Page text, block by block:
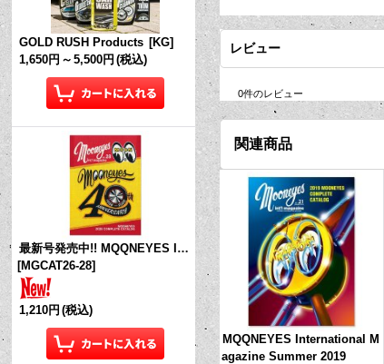
GOLD RUSH Products [KG]
1,650円 ～ 5,500円 (税込)
最新号発売中!! MQQNEYES International Magazine No.28 2026
[MGCAT26-28]
1,210円 (税込)
レビュー
0件のレビュー
関連商品
MQQNEYES International M
agazine Summer 2019